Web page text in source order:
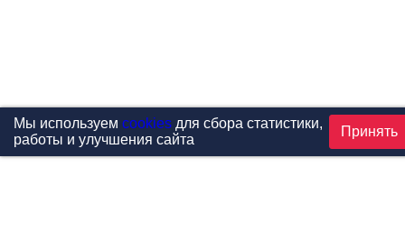
Мы используем cookiesдля сбора статистики,
работы и улучшения сайта
Принять